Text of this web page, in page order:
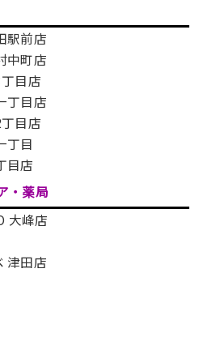
駅前店
中町店
目店
丁目店
目店
丁目
目店
・薬局
大峰店
津田店